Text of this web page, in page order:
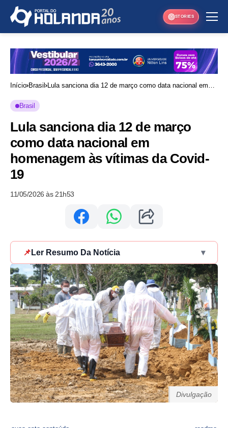
STORIES
Início Brasil
Lula sanciona dia 12 de março como data nacional em
Brasil
Lula sanciona dia 12 de março
como data nacional em
homenagem às vítimas da Covid-
19
11/05/2026 às 21h53
📌 Ler Resumo Da Notícia ▾
Divulgação